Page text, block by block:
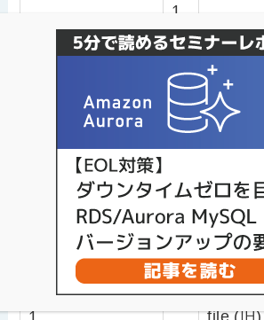
1
C
as
e
4
file (旧)
as
e
2
innodb
(新)
1
C
file (旧)